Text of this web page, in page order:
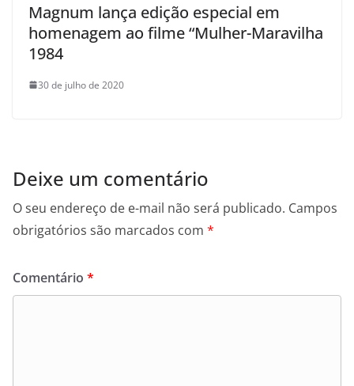
Magnum lança edição especial em
homenagem ao filme “Mulher-Maravilha
1984
30 de julho de 2020
Deixe um comentário
O seu endereço de e-mail não será publicado. Campos
obrigatórios são marcados com *
Comentário *